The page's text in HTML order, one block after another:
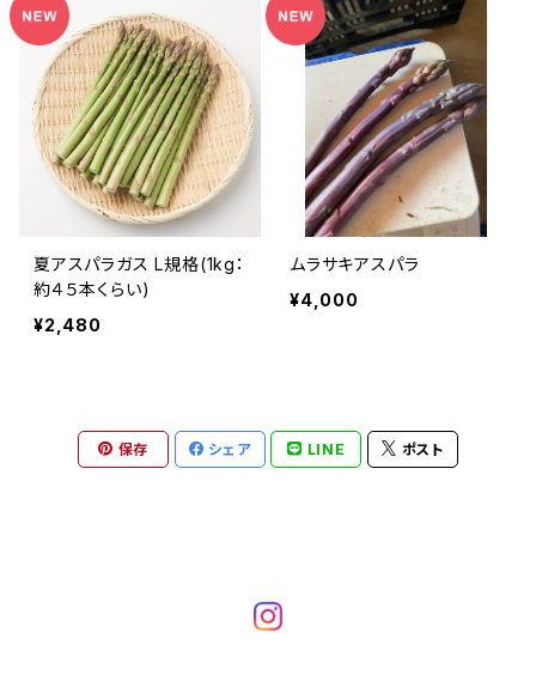
夏アスパラガス L規格(1kg：
約４５本くらい)
¥2,480
ムラサキアスパラ
¥4,000
保存 シェア LINE ポスト